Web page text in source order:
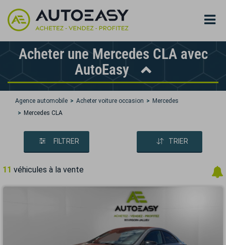
Acheter une Mercedes CLA avec
AutoEasy
Agence automobile Acheter voiture occasion
Mercedes
Mercedes CLA
FILTRER TRIER
11 véhicules à la vente